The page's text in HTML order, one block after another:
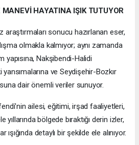
HAYATINA IŞIK TUTUYOR
araştırmaları sonucu hazırlanan eser,
olmakla kalmıyor; aynı zamanda
yapısına, Nakşibendi-Halidi
ve Seydişehir-Bozkır
dair önemli veriler sunuyor.
ailesi, eğitimi, irşad faaliyetleri,
bölgede bıraktığı derin izler,
detaylı bir şekilde ele alınıyor.